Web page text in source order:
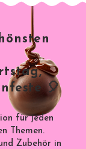
🎈
für jeden
Themen.
Zubehör in